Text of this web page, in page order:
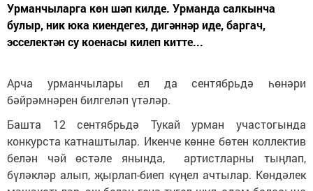
Урманчыларга көн шәп килде. Урманда салкынча
булыр, ник юка киендегез, дигәннәр иде, баргач,
эсселектән су коенасы килеп китте...
Арча урманчылары ел да сентябрьдә һөнәри
бәйрәмнәрен билгеләп үтәләр.
Башта 12 сентябрьдә Тукай урман участогында
конкурста катнаштылар. Икенче көнне бөтен коллектив
белән чәй өстәле янында, артистларны тыңлап,
бүләкләр алып, җырлап-биеп күңел ачтылар. Көндәлек